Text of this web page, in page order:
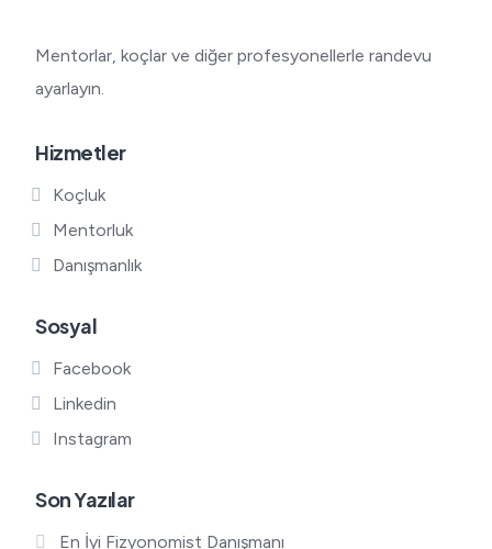
Mentorlar, koçlar ve diğer profesyonellerle randevu
ayarlayın.
Hizmetler
Koçluk
Mentorluk
Danışmanlık
Sosyal
Facebook
Linkedin
Instagram
Son Yazılar
En İyi Fizyonomist Danışmanı